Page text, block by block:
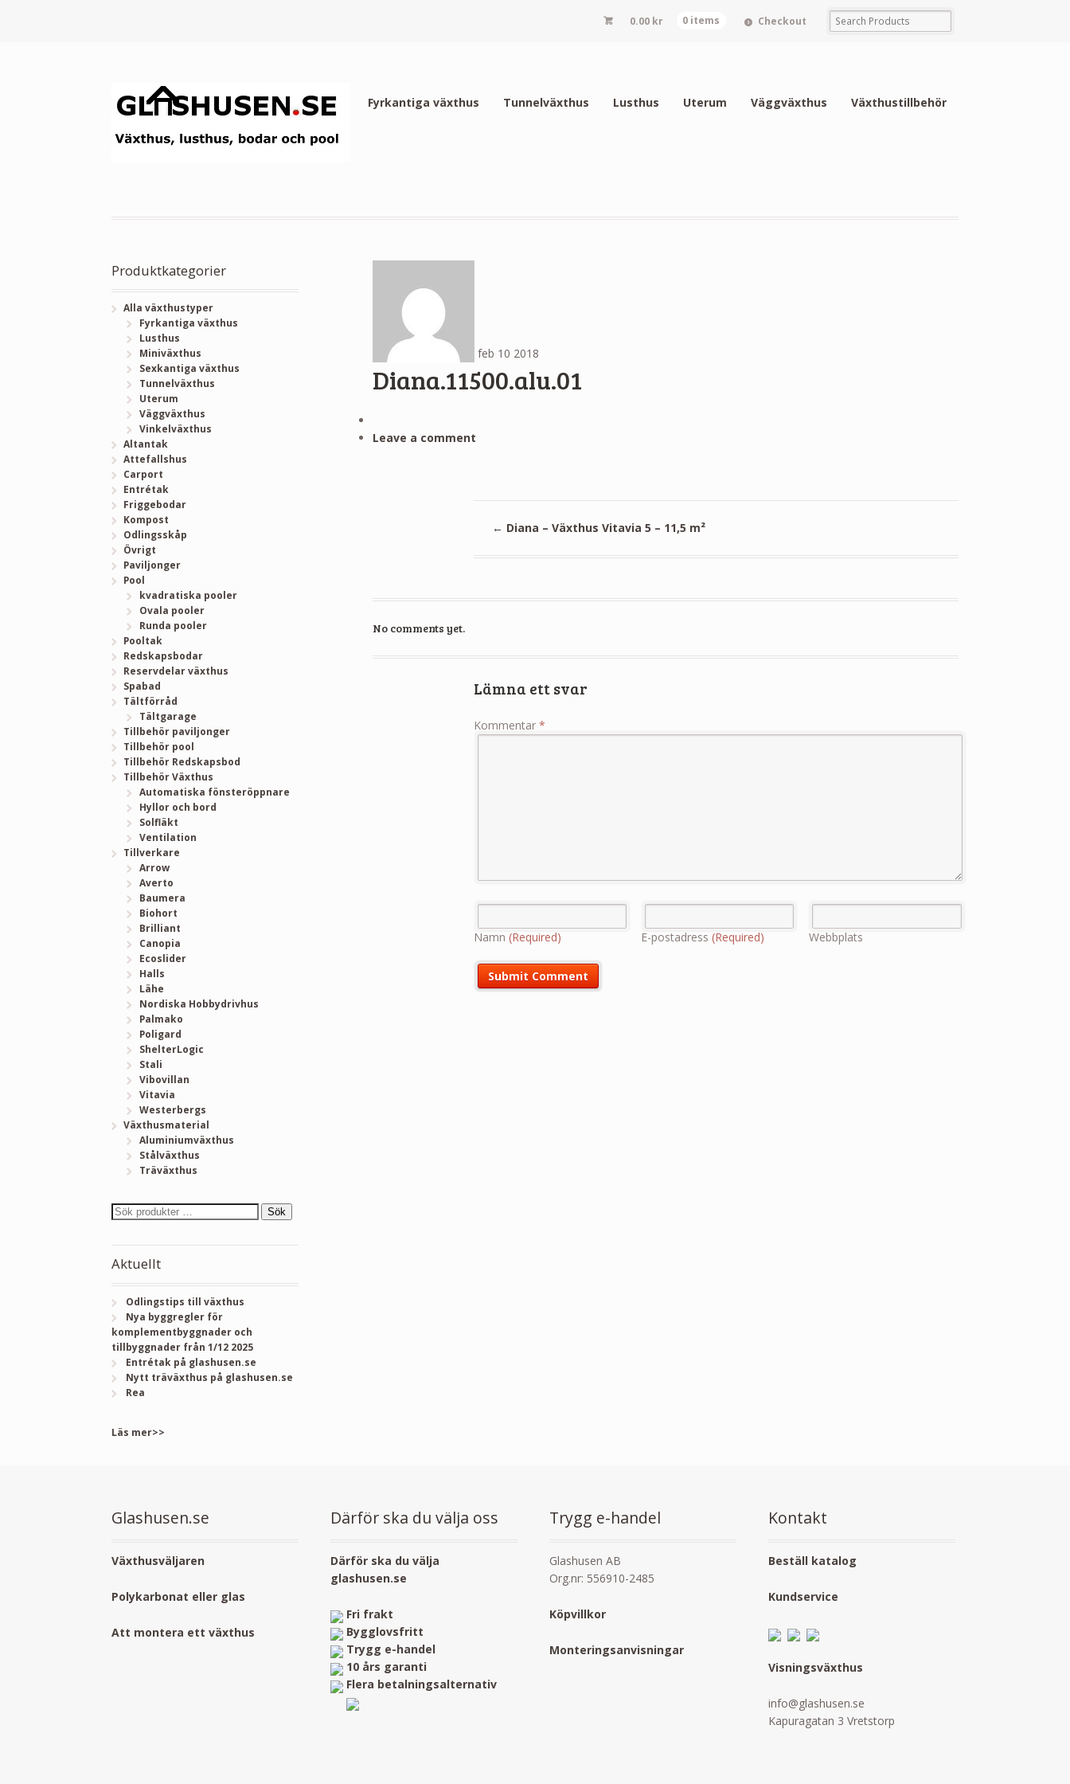
0.00 kr 0 items Checkout
Fyrkantiga växthus Tunnelväxthus Lusthus Uterum Väggväxthus Växthustillbehör
feb 10 2018
Diana.11500.alu.01
Leave a comment
← Diana – Växthus Vitavia 5 – 11,5 m²
No comments yet.
Lämna ett svar
Kommentar*
Namn(Required) E-postadress(Required) Webbplats
Produktkategorier
Alla växthustyper
Fyrkantiga växthus
Lusthus
Miniväxthus
Sexkantiga växthus
Tunnelväxthus
Uterum
Väggväxthus
Vinkelväxthus
Altantak
Attefallshus
Carport
Entrétak
Friggebodar
Kompost
Odlingsskåp
Övrigt
Paviljonger
Pool
kvadratiska pooler
Ovala pooler
Runda pooler
Pooltak
Redskapsbodar
Reservdelar växthus
Spabad
Tältförråd
Tältgarage
Tillbehör paviljonger
Tillbehör pool
Tillbehör Redskapsbod
Tillbehör Växthus
Automatiska fönsteröppnare
Hyllor och bord
Solfläkt
Ventilation
Tillverkare
Arrow
Averto
Baumera
Biohort
Brilliant
Canopia
Ecoslider
Halls
Lähe
Nordiska Hobbydrivhus
Palmako
Poligard
ShelterLogic
Stali
Vibovillan
Vitavia
Westerbergs
Växthusmaterial
Aluminiumväxthus
Stålväxthus
Träväxthus
Sök
Aktuellt
Odlingstips till växthus
Nya byggregler för
komplementbyggnader och
tillbyggnader från 1/12 2025
Entrétak på glashusen.se
Nytt träväxthus på glashusen.se
Rea
Läs mer>>
Glashusen.se
Växthusväljaren
Polykarbonat eller glas
Att montera ett växthus
Därför ska du välja oss
Därför ska du välja
glashusen.se
Fri frakt
Bygglovsfritt
Trygg e-handel
10 års garanti
Flera betalningsalternativ
Trygg e-handel
Glashusen AB
Org.nr: 556910-2485
Köpvillkor
Monteringsanvisningar
Kontakt
Beställ katalog
Kundservice
Visningsväxthus
info@glashusen.se
Kapuragatan 3 Vretstorp